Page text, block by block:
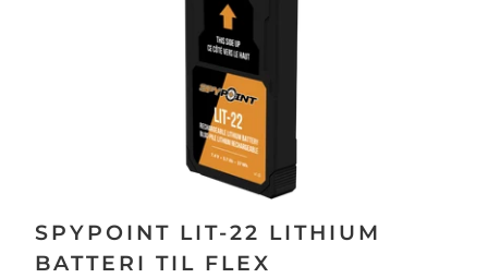
SPYPOINT LIT-22 LITHIUM
BATTERI TIL FLEX